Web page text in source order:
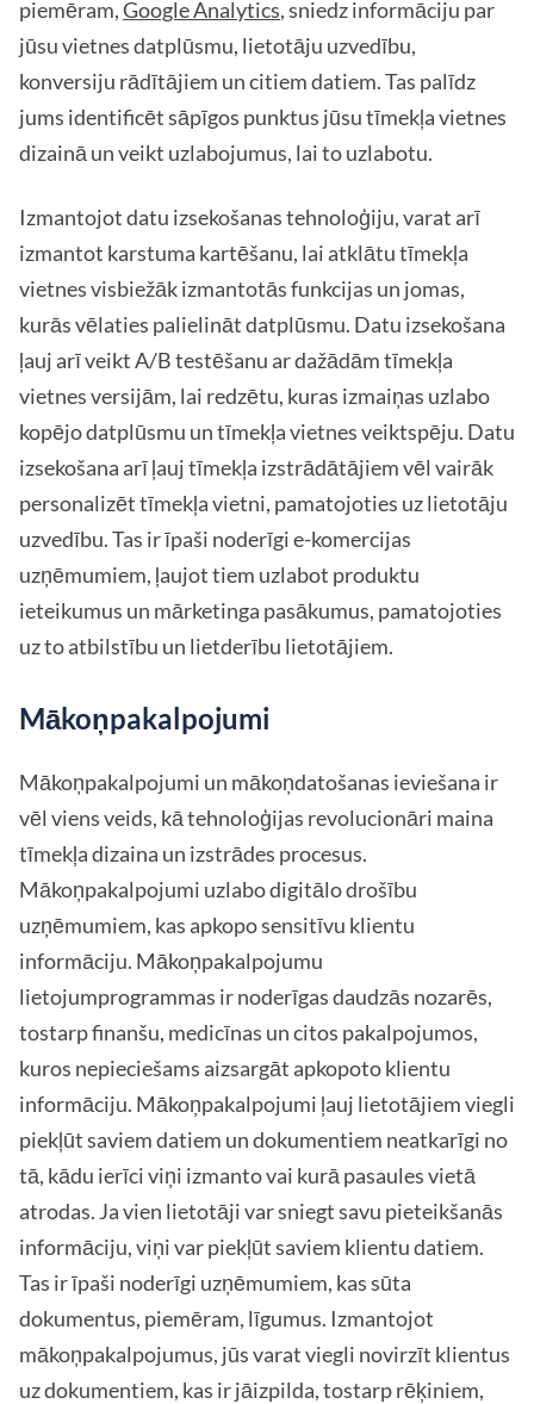
piemēram,Google Analytics, sniedz informāciju par
jūsu vietnes datplūsmu, lietotāju uzvedību,
konversiju rādītājiem un citiem datiem. Tas palīdz
jums identificēt sāpīgos punktus jūsu tīmekļa vietnes
dizainā un veikt uzlabojumus, lai to uzlabotu.
Izmantojot datu izsekošanas tehnoloģiju, varat arī
izmantot karstuma kartēšanu, lai atklātu tīmekļa
vietnes visbiežāk izmantotās funkcijas un jomas,
kurās vēlaties palielināt datplūsmu. Datu izsekošana
ļauj arī veikt A/B testēšanu ar dažādām tīmekļa
vietnes versijām, lai redzētu, kuras izmaiņas uzlabo
kopējo datplūsmu un tīmekļa vietnes veiktspēju. Datu
izsekošana arī ļauj tīmekļa izstrādātājiem vēl vairāk
personalizēt tīmekļa vietni, pamatojoties uz lietotāju
uzvedību. Tas ir īpaši noderīgi e-komercijas
uzņēmumiem, ļaujot tiem uzlabot produktu
ieteikumus un mārketinga pasākumus, pamatojoties
uz to atbilstību un lietderību lietotājiem.
Mākoņpakalpojumi
Mākoņpakalpojumi un mākoņdatošanas ieviešana ir
vēl viens veids, kā tehnoloģijas revolucionāri maina
tīmekļa dizaina un izstrādes procesus.
Mākoņpakalpojumi uzlabo digitālo drošību
uzņēmumiem, kas apkopo sensitīvu klientu
informāciju. Mākoņpakalpojumu
lietojumprogrammas ir noderīgas daudzās nozarēs,
tostarp finanšu, medicīnas un citos pakalpojumos,
kuros nepieciešams aizsargāt apkopoto klientu
informāciju. Mākoņpakalpojumi ļauj lietotājiem viegli
piekļūt saviem datiem un dokumentiem neatkarīgi no
tā, kādu ierīci viņi izmanto vai kurā pasaules vietā
atrodas. Ja vien lietotāji var sniegt savu pieteikšanās
informāciju, viņi var piekļūt saviem klientu datiem.
Tas ir īpaši noderīgi uzņēmumiem, kas sūta
dokumentus, piemēram, līgumus. Izmantojot
mākoņpakalpojumus, jūs varat viegli novirzīt klientus
uz dokumentiem, kas ir jāizpilda, tostarp rēķiniem,